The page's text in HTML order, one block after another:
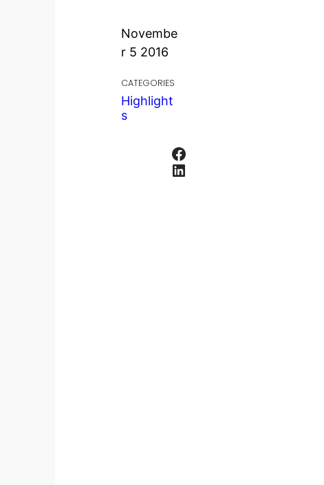
Novembe
r 5 2016
CATEGORIES
Highlight
s
Facebook
LinkedIn